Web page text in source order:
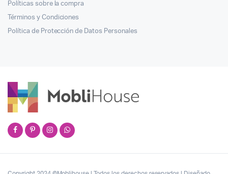
Políticas sobre la compra
Términos y Condiciones
Política de Protección de Datos Personales